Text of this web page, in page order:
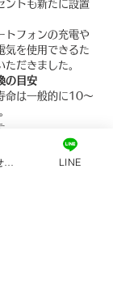
ントも新たに設置
トフォンの充電や
気を使用できるた
だきました。
の目安
命は一般的に10～
お問い合わせフォーム LINE